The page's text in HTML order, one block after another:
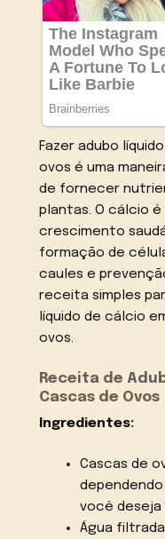
Fazer adubo
ovos é uma
de fornecer
plantas. O cálcio
crescimento
formação de
caules e
receita simples
líquido de cálcio
ovos.
Receita de
Cascas de Ovos
Ingredientes:
Cascas de
você deseja
Água filtrada